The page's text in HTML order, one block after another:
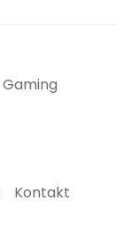
Gaming
Kontakt